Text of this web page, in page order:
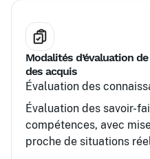
Modalités d’évaluation
des acquis
Évaluation des
Évaluation des savoir-
compétences, avec
proche de situations